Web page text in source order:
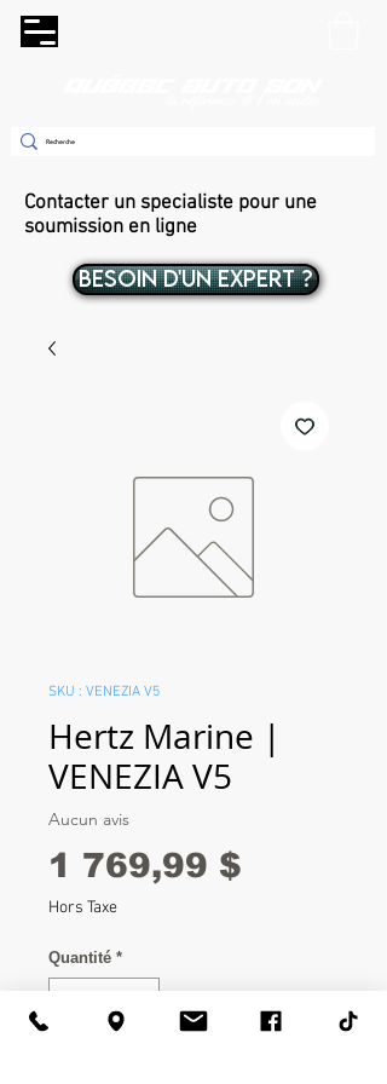
Contacter un specialiste pour une
soumission en ligne
BESOIN D'UN EXPERT ?
SKU : VENEZIA V5
Hertz Marine |
VENEZIA V5
Aucun avis
1 769,99 $
Hors Taxe
Quantité *